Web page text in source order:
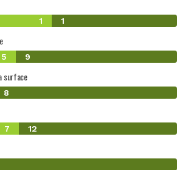
1 1
5 9
surface
8
7 12